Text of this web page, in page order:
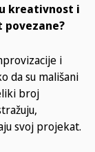
kreativnost i
i
da su mališani
broj
svoj projekat.